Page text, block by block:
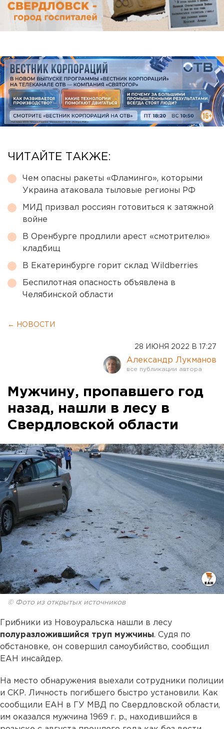
ЧИТАЙТЕ ТАКЖЕ:
Чем опасны ракеты «Фламинго», которыми
Украина атаковала тыловые регионы РФ
МИД призвал россиян готовиться к затяжной
войне
В Оренбурге продлили арест «смотрителю»
кладбищ
В Екатеринбурге горит склад Wildberries
Беспилотная опасность объявлена в
Челябинской области
← НОВОСТИ
28 ИЮНЯ 2022 В 17:27
Александр Лукманов
Мужчину, пропавшего год
назад, нашли в лесу в
Свердловской области
© Фото из открытых источников
Грибники из Новоуральска нашли в лесу
полуразложившийся труп мужчины. Судя по
обстановке, он совершил самоубийство, сообщил
ЕАН инсайдер.
На место обнаружения выехали сотрудники полиции
и СКР. Личность погибшего быстро установили. Как
сообщили ЕАН в ГУ МВД по Свердловской области,
им оказался мужчина 1969 г. р., находившийся в